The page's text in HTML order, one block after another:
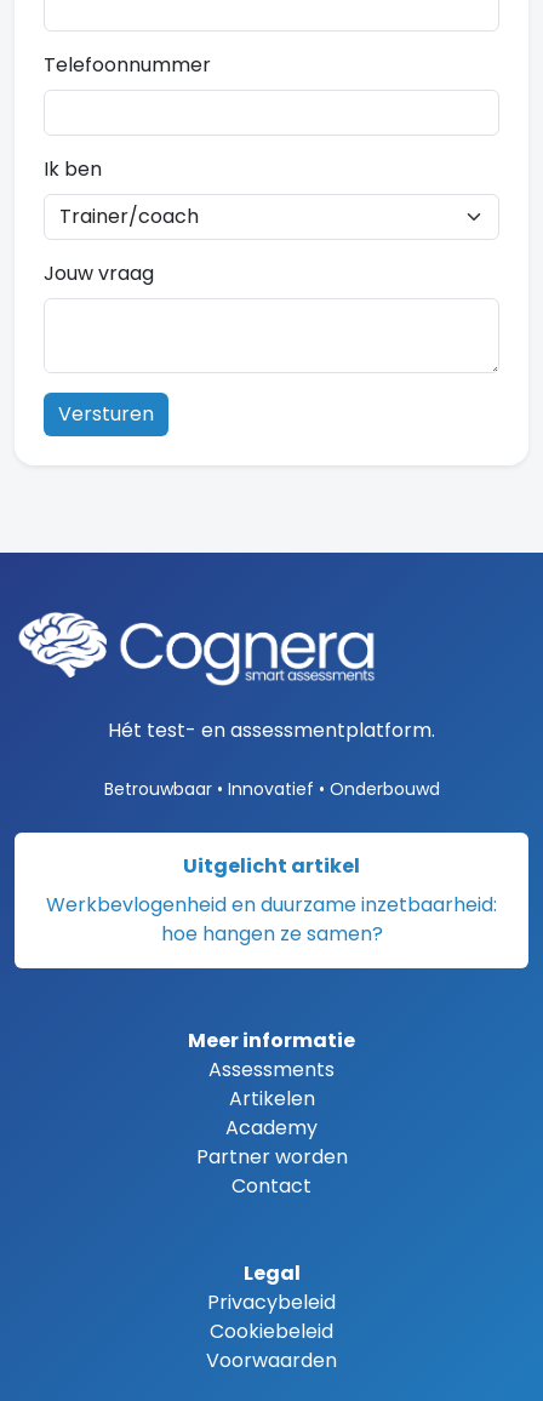
Telefoonnummer
Ik ben
Jouw vraag
Versturen
Hét test- en assessmentplatform.
Betrouwbaar • Innovatief • Onderbouwd
Uitgelicht artikel
Werkbevlogenheid en duurzame inzetbaarheid:
hoe hangen ze samen?
Meer informatie
Assessments
Artikelen
Academy
Partner worden
Contact
Legal
Privacybeleid
Cookiebeleid
Voorwaarden